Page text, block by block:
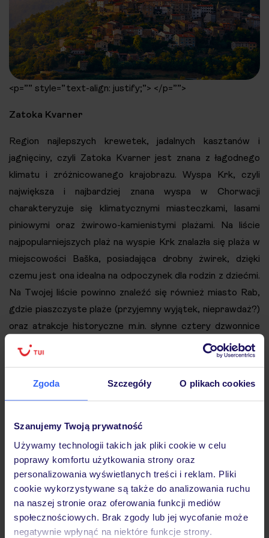
Zgoda Szczegóły O plikach cookies
Szanujemy Twoją prywatność
Używamy technologii takich jak pliki cookie w celu
poprawy komfortu użytkowania strony oraz
personalizowania wyświetlanych treści i reklam. Pliki
cookie wykorzystywane są także do analizowania ruchu
na naszej stronie oraz oferowania funkcji mediów
społecznościowych. Brak zgody lub jej wycofanie może
negatywnie wpłynąć na niektóre funkcje strony.
<p=”” style=”text-align: justify;”> </p=””>
Zatoka Kvarner
Region najlepszych krewetek, jadalnych kasztanów i
jagnięciny, czyli Zatoka Kvarner jest znana z łagodnego
klimatu i zróżnicowanego krajobrazu. Wyspa Krk, czyli
największa i najbardziej znana wyspa w Chorwacji
charakteryzuje się klimatycznymi miasteczkami, lasami
piniowymi oraz żwirowo-kamienistymi plażami. Na liście
najpopularniejszych plaż na wyspie Krk znalazła się plaża w
miejscowości Baška, posiadająca drobny żwirek, dzięki
czemu jest ona idealna na odpoczynek dla rodzin z dziećmi.
Na Twojej liście powinno znaleźć się również miasto Rab,
gdzie piaszczyste plaże (przyjemny wyjątek, nieprawdaż?)
oraz atrakcje historyczne m.in. słynne cztery dzwonnice
leżące nieopodal kościoła Św. Krzysztofa umilą Twój
wypoczynek.
Zerknij także do naszego przewodnika
wybór pokojów z różnymi udogodnieniami m.in. pokoje dla
seniorów (65+) czy suite rodzinne. Zarezerwuj już dziś.
SPRAWDŹ OFERTY ZIMA 2026/27 FIRST
MINUTE®!